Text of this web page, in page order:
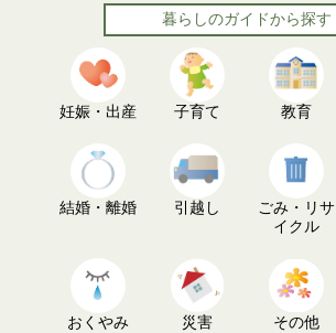
暮らしのガイドから探す
妊娠・出産 子育て 教育
結婚・離婚 引越し
ごみ・リサ
イクル
おくやみ 災害 その他